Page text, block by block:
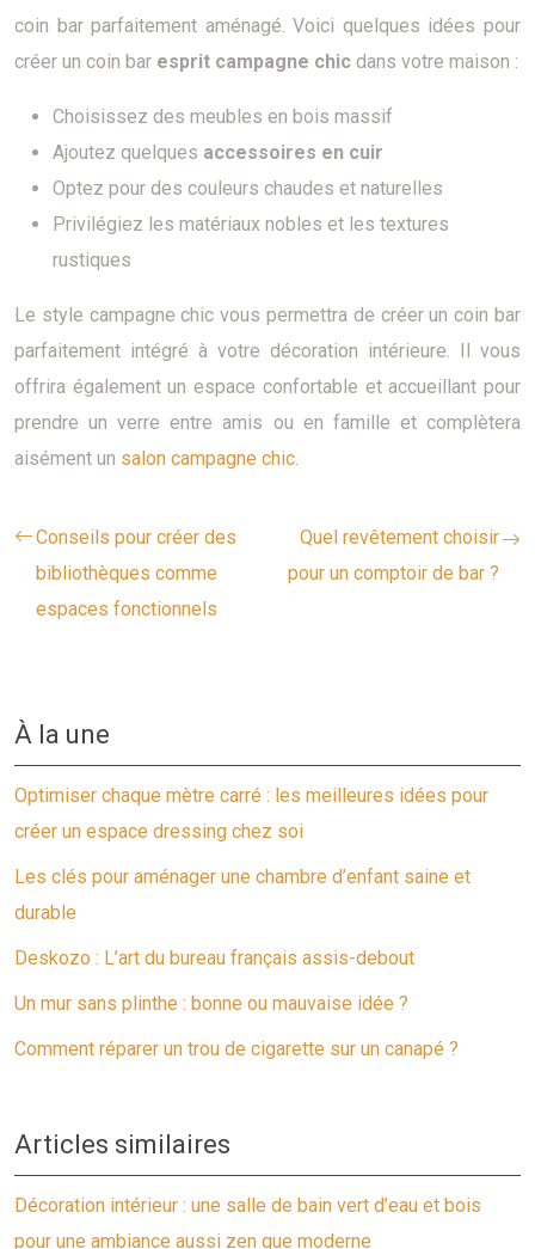
coin bar parfaitement aménagé. Voici quelques idées pour
créer un coin bar esprit campagne chic dans votre maison :
Choisissez des meubles en bois massif
Ajoutez quelques accessoires en cuir
Optez pour des couleurs chaudes et naturelles
Privilégiez les matériaux nobles et les textures
rustiques
Le style campagne chic vous permettra de créer un coin bar
parfaitement intégré à votre décoration intérieure. Il vous
offrira également un espace confortable et accueillant pour
prendre un verre entre amis ou en famille et complètera
aisément un salon campagne chic.
Conseils pour créer des
bibliothèques comme
espaces fonctionnels
Quel revêtement choisir
pour un comptoir de bar ?
À la une
Optimiser chaque mètre carré : les meilleures idées pour
créer un espace dressing chez soi
Les clés pour aménager une chambre d’enfant saine et
durable
Deskozo : L’art du bureau français assis-debout
Un mur sans plinthe : bonne ou mauvaise idée ?
Comment réparer un trou de cigarette sur un canapé ?
Articles similaires
Décoration intérieur : une salle de bain vert d’eau et bois
pour une ambiance aussi zen que moderne